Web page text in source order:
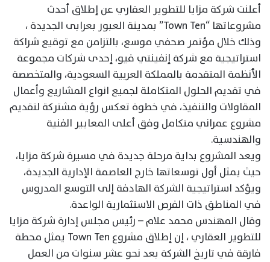
أعلنت شركة مزايا للتطوير العقاري عن إطلاق أحدث
مشروعاتها “Town Ten” بمدينة العبور بعرابى الجديدة ،
وذلك خلال مؤتمر صحفي موسع، بالتزامن مع توقيع شراكة
استراتيجية مع شركة إنفينتي فيو، إحدى شركات مجموعة
الأنظمة المتقدمة بالمملكة العربية السعودية، والمتخصصة
في تقديم الحلول المتكاملة لجميع انواع المشاريع وأعمال
المقاولات والتنفيذ، في خطوة تعكس رؤية مشتركة لتقديم
مشروع عمراني متكامل وفق أعلى المعايير الفنية
والهندسية.
ويعد المشروع بداية مرحلة جديدة في مسيرة شركة مزايا،
حيث يمثل أول توسعاتها خارج العاصمة الإدارية الجديدة،
ويؤكد استراتيجية الشركة الهادفة إلى التوسع المدروس
في المناطق ذات الفرص الاستثمارية الواعدة.
وقال المهندس محمد علام – رئيس مجلس إدارة شركة مزايا
للتطوير العقاري ، إن إطلاق مشروع Town Ten يمثل محطة
فارقة في تاريخ الشركة بعد نحو عشر سنوات من العمل